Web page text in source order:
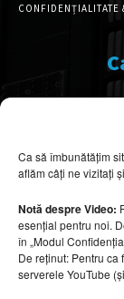
Ca să îmbunătățim
aflăm câți ne vizitați
Notă despre Video:
esențial pentru noi.
în „Modul
De reținut: Pentru
serverele YouTube
CONFIDENȚIALITATE
Cele mai